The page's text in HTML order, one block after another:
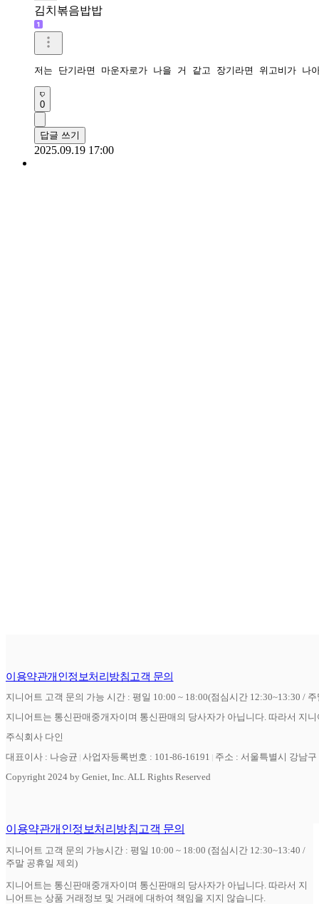
김치볶음밥밥
저는 단기라면 마운자로가 나을 거 같고 장기라면 위고비가 나
0
답글 쓰기
2025.09.19 17:00
이용약관개인정보처리방침고객 문의
지니어트 고객 문의 가능 시간 : 평일 10:00 ~ 18:00(점심시간 12:30~13:30 /
지니어트는 통신판매중개자이며 통신판매의 당사자가 아닙니다. 따라서 지
주식회사 다인
대표이사 : 나승균 사업자등록번호 : 101-86-16191 주소 : 서울특별시 강남
Copyright 2024 by Geniet, Inc. ALL Rights Reserved
이용약관개인정보처리방침고객 문의
지니어트 고객 문의 가능시간 : 평일 10:00 ~ 18:00 (점심시간 12:30~13:40 /
주말 공휴일 제외)
지니어트는 통신판매중개자이며 통신판매의 당사자가 아닙니다. 따라서 지
니어트는 상품 거래정보 및 거래에 대하여 책임을 지지 않습니다.